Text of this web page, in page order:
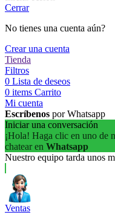
Cerrar
No tienes una cuenta aún?
Crear una cuenta
Tienda
Filtros
0 Lista de deseos
0 items Carrito
Mi cuenta
Escríbenos por Whatsapp
Iniciar una conversación
¡Hola! Haga clic en uno de
chatear en Whatsapp
Nuestro equipo tarda unos
Ventas